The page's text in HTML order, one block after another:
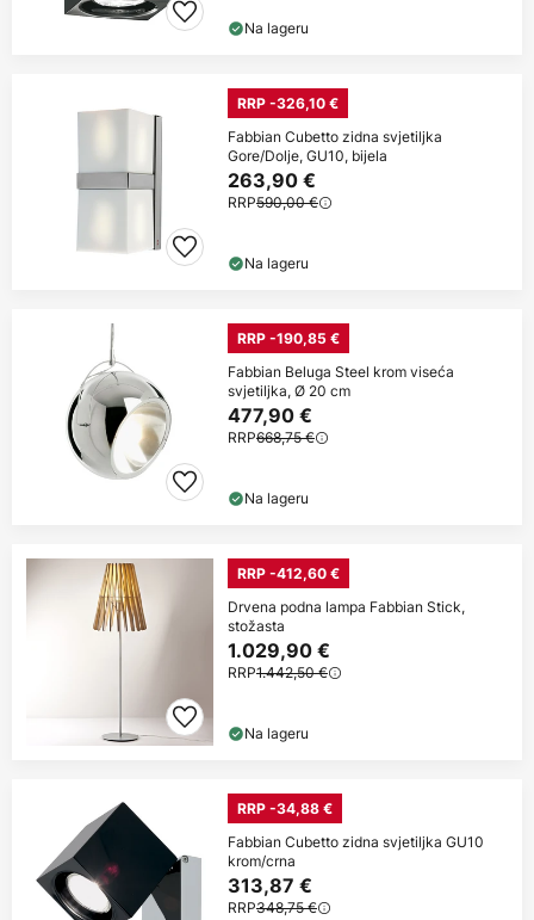
Na lageru
RRP -326,10 €
Fabbian Cubetto zidna svjetiljka
Gore/Dolje, GU10, bijela
263,90 €
RRP590,00 €
Na lageru
RRP -190,85 €
Fabbian Beluga Steel krom viseća
svjetiljka, Ø 20 cm
477,90 €
RRP668,75 €
Na lageru
RRP -412,60 €
Drvena podna lampa Fabbian Stick,
stožasta
1.029,90 €
RRP1.442,50 €
Na lageru
RRP -34,88 €
Fabbian Cubetto zidna svjetiljka GU10
krom/crna
313,87 €
RRP348,75 €